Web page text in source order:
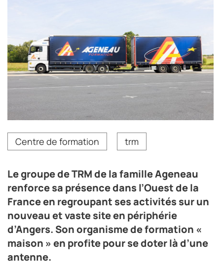
L'antenne du centre de formation de Trélazé va
participer aux formations régulières des 550 salariés
du groupe.
Crédit photo Groupe Ageneau
Centre de formation trm
Le groupe de TRM de la famille Ageneau
renforce sa présence dans l’Ouest de la
France en regroupant ses activités sur un
nouveau et vaste site en périphérie
d’Angers. Son organisme de formation «
maison » en profite pour se doter là d’une
antenne.